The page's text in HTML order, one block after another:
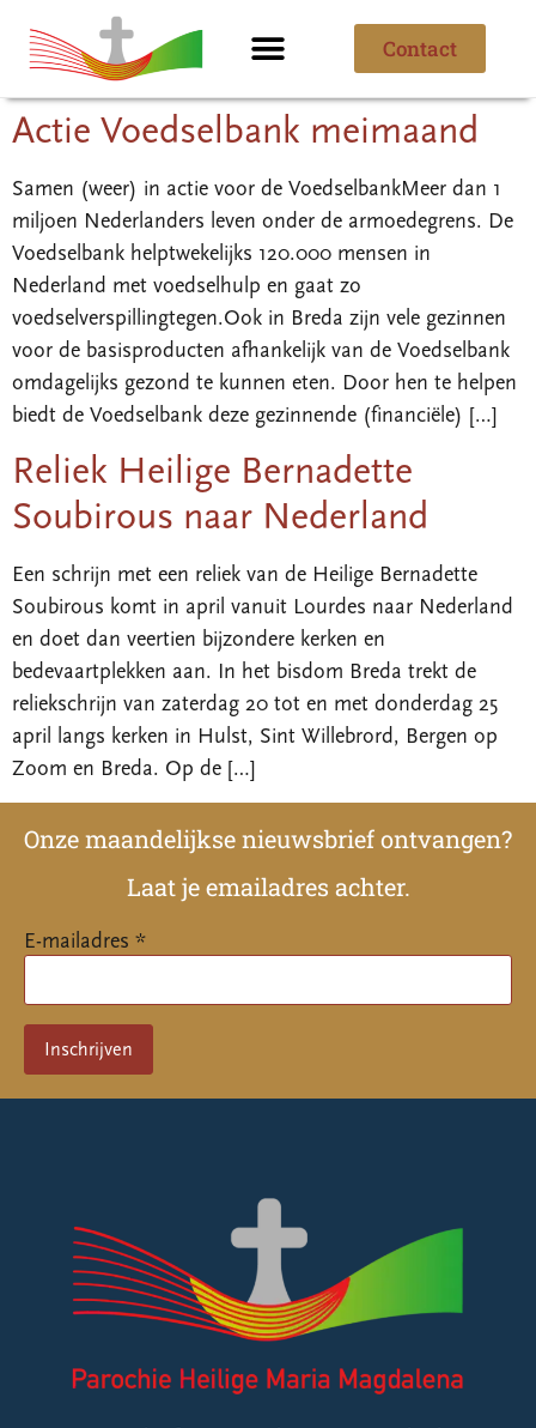
Contact
Actie Voedselbank meimaand
Samen (weer) in actie voor de VoedselbankMeer dan 1
miljoen Nederlanders leven onder de armoedegrens. De
Voedselbank helptwekelijks 120.000 mensen in
Nederland met voedselhulp en gaat zo
voedselverspillingtegen.Ook in Breda zijn vele gezinnen
voor de basisproducten afhankelijk van de Voedselbank
omdagelijks gezond te kunnen eten. Door hen te helpen
biedt de Voedselbank deze gezinnende (financiële) […]
Reliek Heilige Bernadette
Soubirous naar Nederland
Een schrijn met een reliek van de Heilige Bernadette
Soubirous komt in april vanuit Lourdes naar Nederland
en doet dan veertien bijzondere kerken en
bedevaartplekken aan. In het bisdom Breda trekt de
reliekschrijn van zaterdag 20 tot en met donderdag 25
april langs kerken in Hulst, Sint Willebrord, Bergen op
Zoom en Breda. Op de […]
Onze maandelijkse nieuwsbrief ontvangen?
Laat je emailadres achter.
E-mailadres *